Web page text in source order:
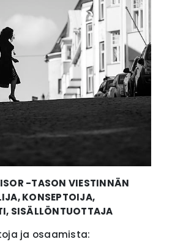
-TASON VIESTINNÄN
KONSEPTOIJA,
SISÄLLÖNTUOTTAJA
ja osaamista: